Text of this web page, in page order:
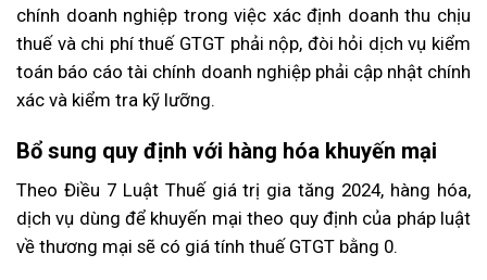
chính doanh nghiệp trong việc xác định doanh thu chịu
thuế và chi phí thuế GTGT phải nộp, đòi hỏi dịch vụ kiểm
toán báo cáo tài chính doanh nghiệp phải cập nhật chính
xác và kiểm tra kỹ lưỡng.
Bổ sung quy định với hàng hóa khuyến mại
Theo Điều 7 Luật Thuế giá trị gia tăng 2024, hàng hóa,
dịch vụ dùng để khuyến mại theo quy định của pháp luật
về thương mại sẽ có giá tính thuế GTGT bằng 0.